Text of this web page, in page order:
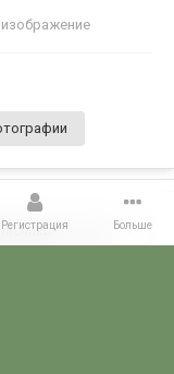
изображение
1
Регистрация Больше